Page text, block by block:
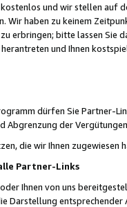
und wir stellen auf
Wir haben zu keinem
erbringen; bitte lassen Sie
und Ihnen
dürfen Sie Partner-
Abgrenzung der
die wir Ihnen zugewiesen
Partner-Links
Ihnen von uns
Darstellung